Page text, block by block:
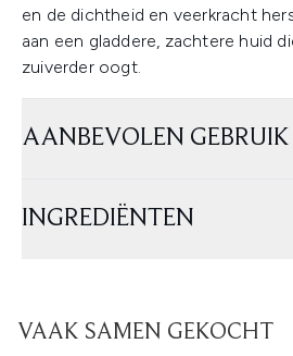
en de dichtheid en veerkracht
aan een gladdere, zachtere huid
zuiverder oogt.
AANBEVOLEN GEBRUIK
INGREDIËNTEN
VAAK SAMEN GEKOCHT